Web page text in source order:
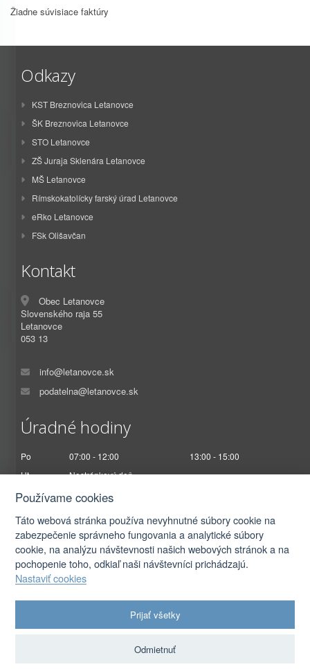
Žiadne súvisiace faktúry
Odkazy
KST Breznovica Letanovce
ŠK Breznovica Letanovce
STO Letanovce
ZŠ Juraja Sklenára Letanovce
MŠ Letanovce
Rímskokatolícky farský úrad Letanovce
eRko Letanovce
FSk Olišavčan
Kontakt
Obec Letanovce
Slovenského raja 55
Letanovce
053 13
info@letanovce.sk
podatelna@letanovce.sk
Úradné hodiny
Po 07:00 - 12:00
13:00 - 15:00
Ut
Nestránkový deň
St
07:00 - 12:00
Pi
07:00 - 12:30
Ochrana osobných údajov|Prístupnosť
Používame cookies
Táto webová stránka používa nevyhnutné súbory cookie na
zabezpečenie správneho fungovania a analytické súbory
cookie, na analýzu návštevnosti našich webových stránok a na
pochopenie toho, odkiaľ naši návštevníci prichádzajú.
Nastaviť cookies
Prijať všetky
Odmietnuť